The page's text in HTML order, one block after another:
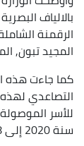
بالالياف
الرقمنة
المجيد تبون,
كما جاءت هذه
التصاعدي لهذه
سنة 2020 إلى 5,8 ملايين مطلع شهر أكتوبر الجاري".